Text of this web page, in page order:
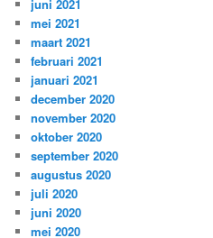
juni 2021
mei 2021
maart 2021
februari 2021
januari 2021
december 2020
november 2020
oktober 2020
september 2020
augustus 2020
juli 2020
juni 2020
mei 2020